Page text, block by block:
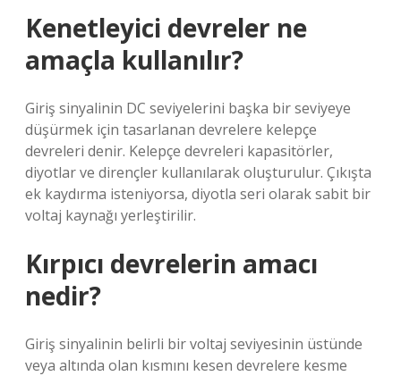
Kenetleyici devreler ne
amaçla kullanılır?
Giriş sinyalinin DC seviyelerini başka bir seviyeye
düşürmek için tasarlanan devrelere kelepçe
devreleri denir. Kelepçe devreleri kapasitörler,
diyotlar ve dirençler kullanılarak oluşturulur. Çıkışta
ek kaydırma isteniyorsa, diyotla seri olarak sabit bir
voltaj kaynağı yerleştirilir.
Kırpıcı devrelerin amacı
nedir?
Giriş sinyalinin belirli bir voltaj seviyesinin üstünde
veya altında olan kısmını kesen devrelere kesme